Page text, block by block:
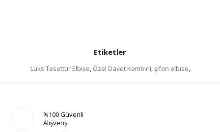
Etiketler
Lüks Tesettür Elbise, Özel Davet Kombini,şifon elbise,
%100 Güvenli
Alışveriş